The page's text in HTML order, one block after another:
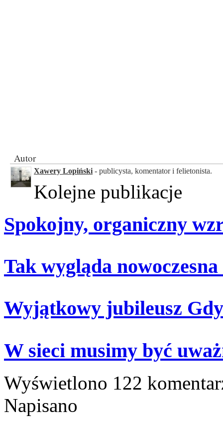
Autor
Xawery Lopiński - publicysta, komentator i felietonista.
Kolejne publikacje
Spokojny, organiczny
Tak wygląda
Wyjątkowy jubileusz
W sieci musimy być
Wyświetlono 122
Napisano